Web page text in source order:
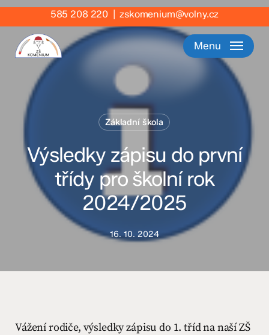
Skip
content
585 208 220 |zskomenium@volny.cz
Menu
Základní škola
Výsledky zápisu do první
třídy pro školní rok
2024/2025
16. 10. 2024
Vážení rodiče, výsledky zápisu do 1. tříd na naší ZŠ